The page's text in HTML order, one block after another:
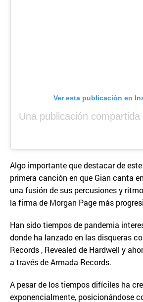
Ver esta publicación en
Algo importante que destacar de este
primera canción en que Gian canta
una fusión de sus percusiones y
la firma de Morgan Page más
Han sido tiempos de pandemia
donde ha lanzado en las disqueras
Records , Revealed de Hardwell y
a través de Armada Records.
A pesar de los tiempos difíciles ha
exponencialmente, posicionándose